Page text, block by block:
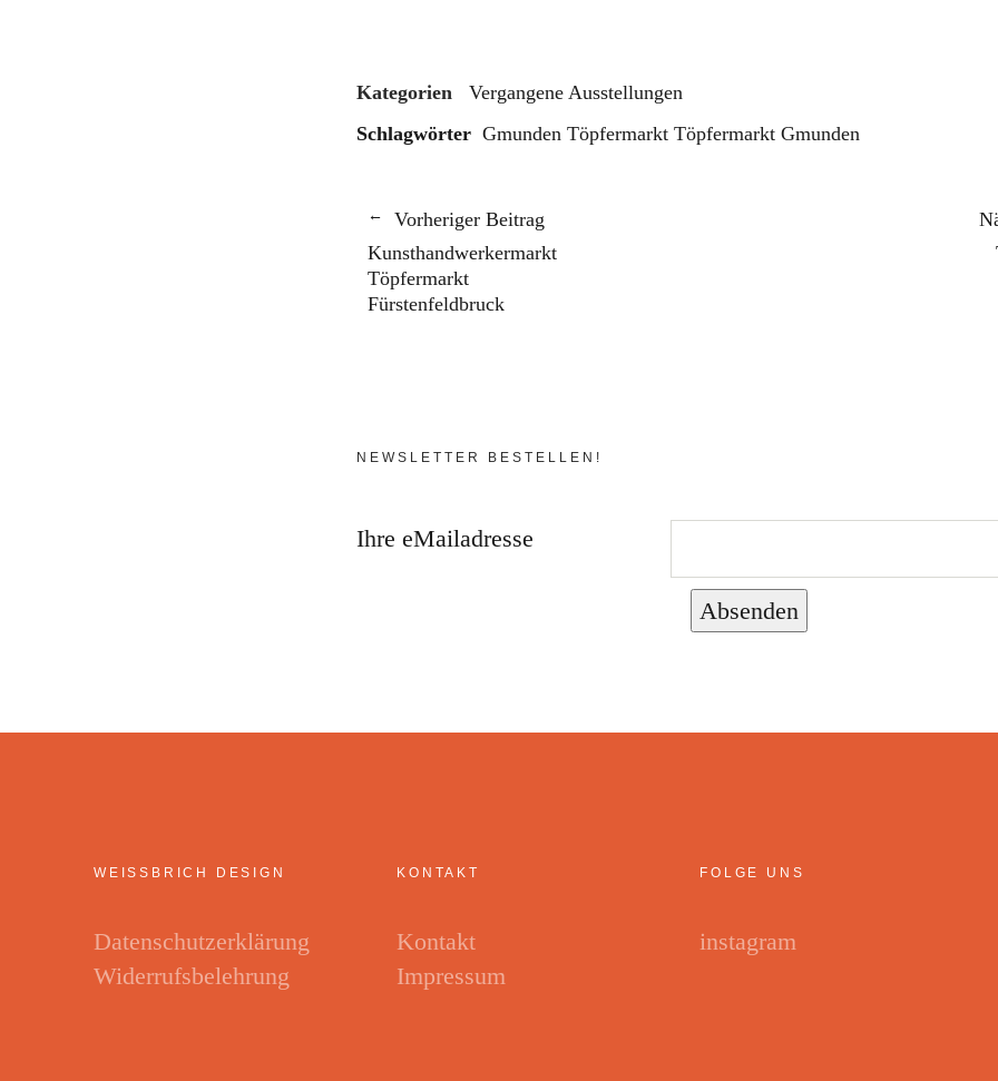
Kategorien
Vergangene Ausstellungen
Schlagwörter Gmunden Töpfermarkt Töpfermarkt Gmunden
Vorheriger Beitrag
Kunsthandwerkermarkt
Töpfermarkt
Fürstenfeldbruck
NEWSLETTER BESTELLEN!
Ihre eMailadresse
Absenden
WEISSBRICH DESIGN
Datenschutzerklärung
Widerrufsbelehrung
KONTAKT
Kontakt
Impressum
FOLGE UNS
instagram